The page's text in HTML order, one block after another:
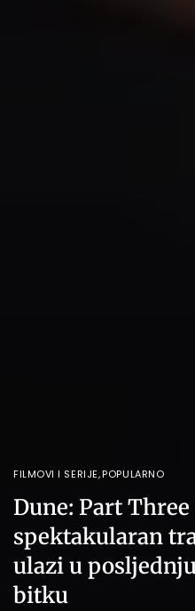
FILMOVI I SERIJE,POPULARNO
Dune: Part
spektakularan
ulazi u
bitku